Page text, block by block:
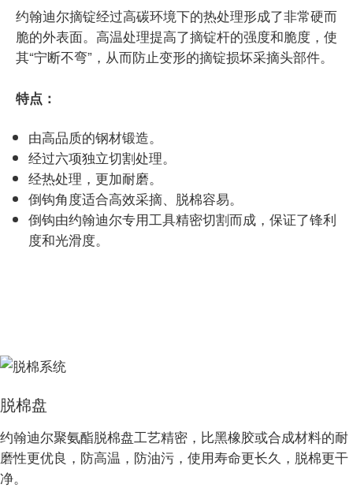
约翰迪尔摘锭经过高碳环境下的热处理形成了非常硬而
脆的外表面。高温处理提高了摘锭杆的强度和脆度，使
其“宁断不弯”，从而防止变形的摘锭损坏采摘头部件。
特点：
由高品质的钢材锻造。
经过六项独立切割处理。
经热处理，更加耐磨。
倒钩角度适合高效采摘、脱棉容易。
倒钩由约翰迪尔专用工具精密切割而成，保证了锋利
度和光滑度。
脱棉盘
约翰迪尔聚氨酯脱棉盘工艺精密，比黑橡胶或合成材料的耐
磨性更优良，防高温，防油污，使用寿命更长久，脱棉更干
净。